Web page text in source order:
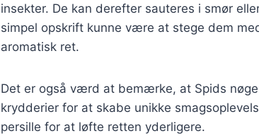
insekter. De kan derefter sauteres i smør
simpel opskrift kunne være at stege dem
aromatisk ret.
Det er også værd at bemærke, at Spids
krydderier for at skabe unikke
persille for at løfte retten yderligere.